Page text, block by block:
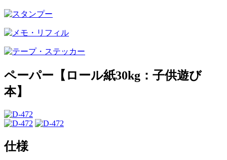
ペーパー【ロール紙30kg：子供遊び
本】
仕様